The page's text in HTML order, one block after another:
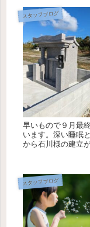
スタッフブログ
早いもので９月最
います。深い睡眠
から石川様の建立
スタッフブログ